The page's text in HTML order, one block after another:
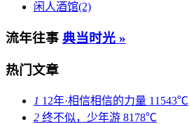
闲人酒馆(2)
流年往事 典当时光 »
热门文章
1 12年·相信相信的力量 11543℃
2 终不似，少年游 8178℃